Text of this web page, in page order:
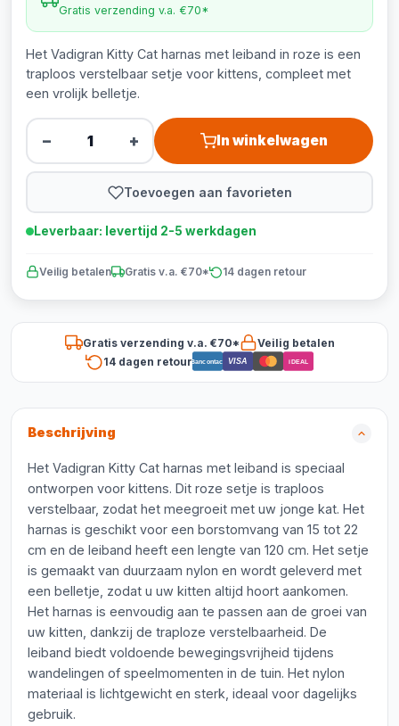
Gratis verzending v.a. €70*
Het Vadigran Kitty Cat harnas met leiband in roze is een
traploos verstelbaar setje voor kittens, compleet met
een vrolijk belletje.
− + In winkelwagen
Toevoegen aan favorieten
Leverbaar: levertijd 2-5 werkdagen
Veilig betalen Gratis v.a. €70* 14 dagen retour
Gratis verzending v.a. €70*
Veilig betalen
14 dagen retourBancontact VISA iDEAL
Beschrijving
Het Vadigran Kitty Cat harnas met leiband is speciaal
ontworpen voor kittens. Dit roze setje is traploos
verstelbaar, zodat het meegroeit met uw jonge kat. Het
harnas is geschikt voor een borstomvang van 15 tot 22
cm en de leiband heeft een lengte van 120 cm. Het setje
is gemaakt van duurzaam nylon en wordt geleverd met
een belletje, zodat u uw kitten altijd hoort aankomen.
Het harnas is eenvoudig aan te passen aan de groei van
uw kitten, dankzij de traploze verstelbaarheid. De
leiband biedt voldoende bewegingsvrijheid tijdens
wandelingen of speelmomenten in de tuin. Het nylon
materiaal is lichtgewicht en sterk, ideaal voor dagelijks
gebruik.